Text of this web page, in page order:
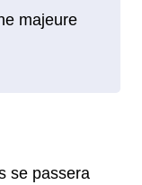
se passera